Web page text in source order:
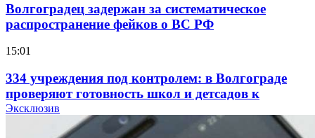
Волгоградец задержан за систематическое
распространение фейков о ВС РФ
15:01
334 учреждения под контролем: в Волгограде
проверяют готовность школ и детсадов к
учебному году
Эксклюзив